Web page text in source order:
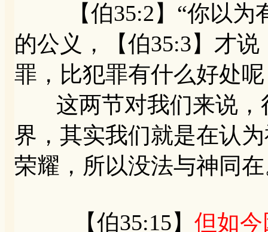
【伯35:2】“你以为
的公义，【伯35:3】才
罪，比犯罪有什么好处呢
这两节对我们来说，
界，其实我们就是在认
荣耀，所以没法与神同
【伯35:15】 但如